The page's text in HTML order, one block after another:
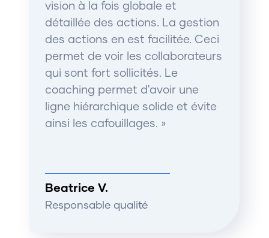
vision à la fois globale et
détaillée des actions. La gestion
des actions en est facilitée. Ceci
permet de voir les collaborateurs
qui sont fort sollicités. Le
coaching permet d'avoir une
ligne hiérarchique solide et évite
ainsi les cafouillages. »
Beatrice V.
Responsable qualité